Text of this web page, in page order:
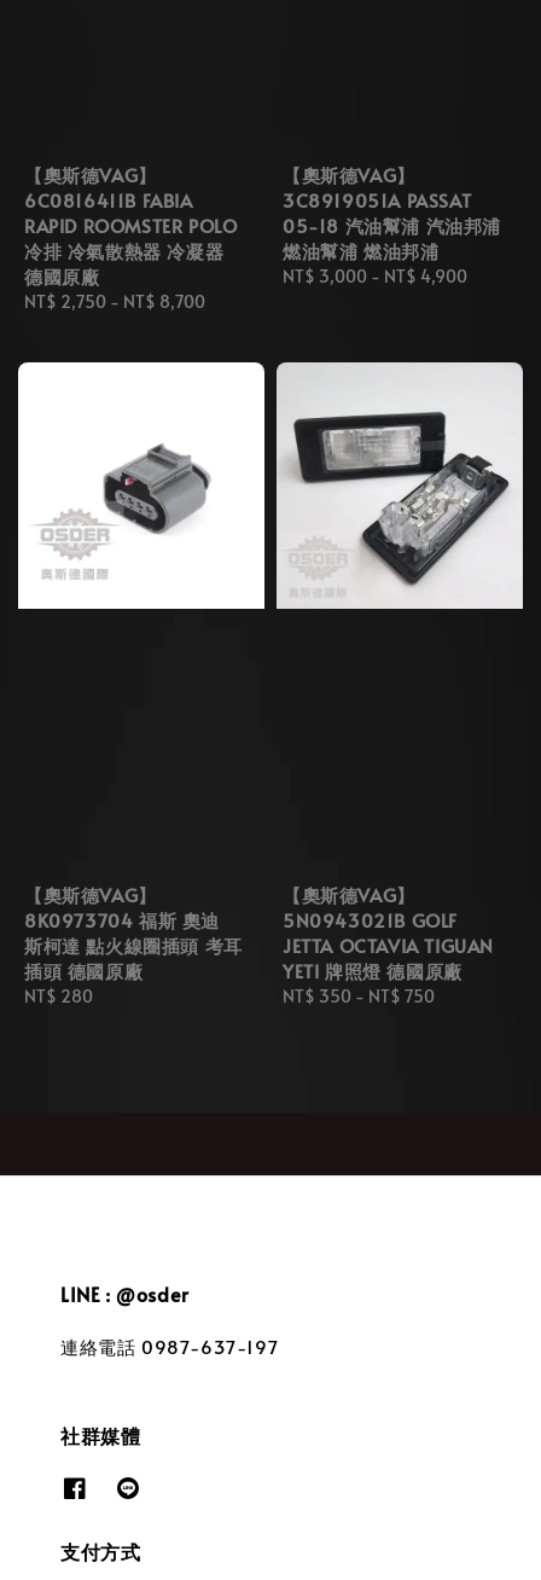
【奧斯德VAG】
6C0816411B FABIA
RAPID ROOMSTER POLO
冷排 冷氣散熱器 冷凝器
德國原廠
Regular
NT$ 2,750 - NT$ 8,700
【奧斯德VAG】
3C8919051A PASSAT
05-18 汽油幫浦 汽油邦浦
燃油幫浦 燃油邦浦
Regular
NT$ 3,000 - NT$ 4,900
【奧斯德VAG】
8K0973704 福斯 奧迪
斯柯達 點火線圈插頭 考耳
插頭 德國原廠
Regular
NT$ 280
【奧斯德VAG】
5N0943021B GOLF
JETTA OCTAVIA TIGUAN
YETI 牌照燈 德國原廠
Regular
NT$ 350 - NT$ 750
LINE : @osder
連絡電話 0987-637-197
社群媒體
支付方式